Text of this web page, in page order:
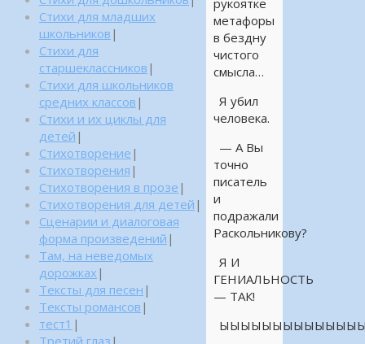
рукоятке
метафоры
в бездну
чистого
смысла…
Я убил
человека.
— А Вы
точно
писатель
и
подражали
Раскольникову?
Я И
ГЕНИАЛЬНОСТЬ
— ТАК!
Стихи для младших
школьников |
Стихи для
старшеклассников |
Стихи для школьников
средних классов |
Стихи и их циклы для
детей |
Стихотворение |
Стихотворения |
Стихотворения в прозе |
Стихотворения для детей |
Сценарии и диалоговая
форма произведений |
Там, на неведомых
дорожках |
Тексты для песен |
Тексты романсов |
тест1 |
Третий глаз |